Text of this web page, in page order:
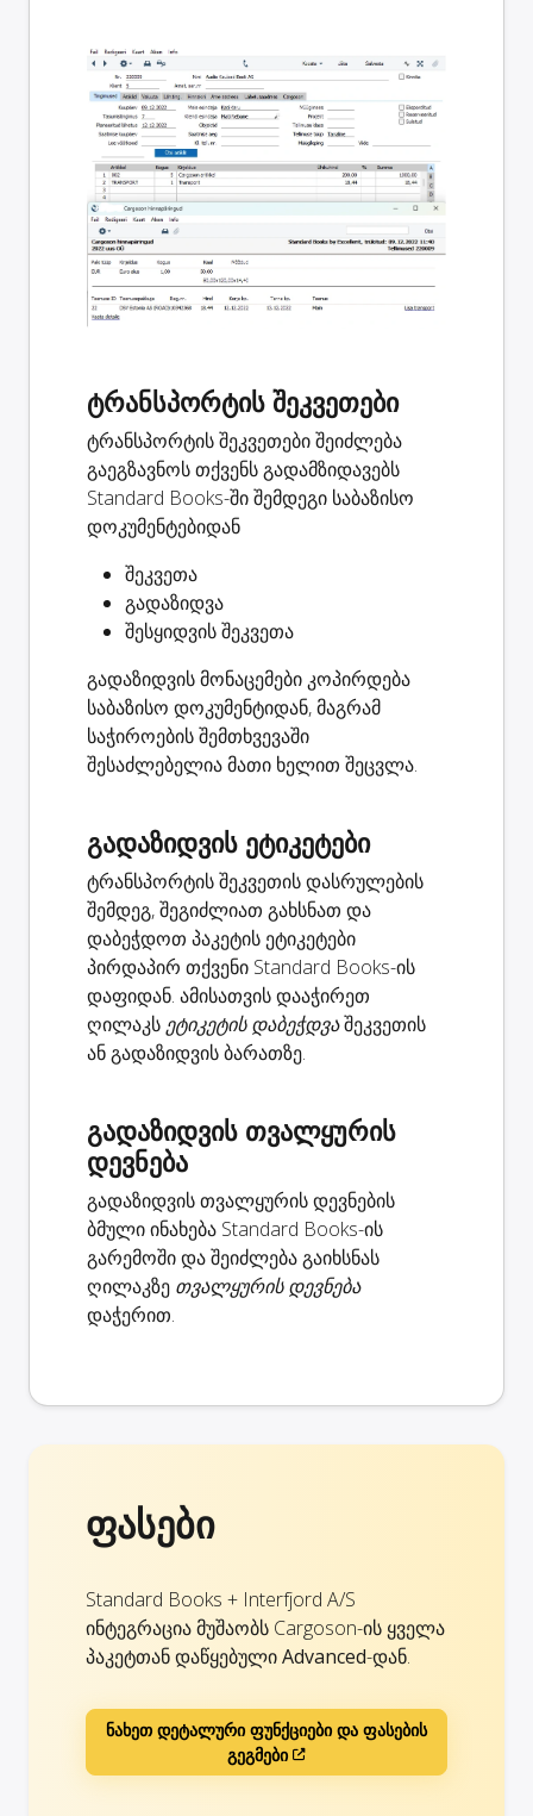
ტრანსპორტის შეკვეთები
ტრანსპორტის შეკვეთები შეიძლება
გაეგზავნოს თქვენს გადამზიდავებს
Standard Books-ში შემდეგი საბაზისო
დოკუმენტებიდან
შეკვეთა
გადაზიდვა
შესყიდვის შეკვეთა
გადაზიდვის მონაცემები კოპირდება
საბაზისო დოკუმენტიდან, მაგრამ
საჭიროების შემთხვევაში
შესაძლებელია მათი ხელით შეცვლა.
გადაზიდვის ეტიკეტები
ტრანსპორტის შეკვეთის დასრულების
შემდეგ, შეგიძლიათ გახსნათ და
დაბეჭდოთ პაკეტის ეტიკეტები
პირდაპირ თქვენი Standard Books-ის
დაფიდან. ამისათვის დააჭირეთ
ღილაკს ეტიკეტის დაბეჭდვაშეკვეთის
ან გადაზიდვის ბარათზე.
გადაზიდვის თვალყურის
დევნება
გადაზიდვის თვალყურის დევნების
ბმული ინახება Standard Books-ის
გარემოში და შეიძლება გაიხსნას
ღილაკზე თვალყურის დევნება
დაჭერით.
ფასები
Standard Books + Interfjord A/S
ინტეგრაცია მუშაობს Cargoson-ის ყველა
პაკეტთან დაწყებულიAdvanced-დან.
ნახეთ დეტალური ფუნქციები და ფასების
გეგმები